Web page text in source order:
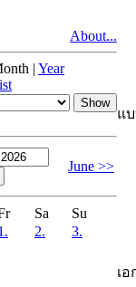
About...
| Year
June >>
Sa
Su
2. 3.
แ
เ